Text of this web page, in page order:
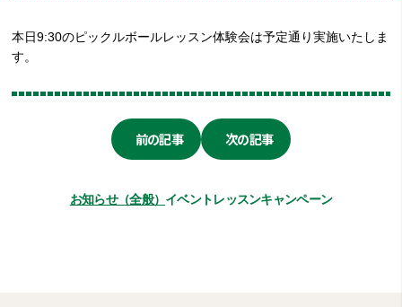
本日9:30のピックルボールレッスン体験会は予定通り実施いたしま
す。
前の記事 次の記事
お知らせ（全般） イベントレッスンキャンペーン